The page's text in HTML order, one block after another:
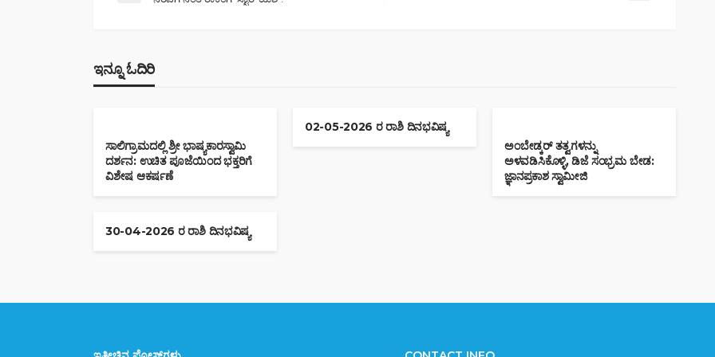
ಇನ್ನೂ ಓದಿರಿ
ಸಾಲಿಗ್ರಾಮದಲ್ಲಿ ಶ್ರೀ ಭಾಷ್ಯಕಾರಸ್ವಾಮಿ
ದರ್ಶನ: ಉಚಿತ ಪೂಜೆಯಿಂದ ಭಕ್ತರಿಗೆ
ವಿಶೇಷ ಆಕರ್ಷಣೆ
02-05-2026 ರ ರಾಶಿ ದಿನಭವಿಷ್ಯ
ಅಂಬೇಡ್ಕರ್ ತತ್ವಗಳನ್ನು
ಅಳವಡಿಸಿಕೊಳ್ಳಿ, ಡಿಜೆ ಸಂಭ್ರಮ ಬೇಡ:
ಜ್ಞಾನಪ್ರಕಾಶ ಸ್ವಾಮೀಜಿ
30-04-2026 ರ ರಾಶಿ ದಿನಭವಿಷ್ಯ